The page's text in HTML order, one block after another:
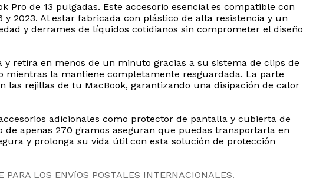
de 13 pulgadas. Este accesorio esencial es compatible con
y 2023. Al estar fabricada con plástico de alta resistencia y un
y derrames de líquidos cotidianos sin comprometer el diseño
y retira en menos de un minuto gracias a su sistema de clips de
la mantiene completamente resguardada. La parte
rejillas de tu MacBook, garantizando una disipación de calor
adicionales como protector de pantalla y cubierta de
apenas 270 gramos aseguran que puedas transportarla en
y prolonga su vida útil con esta solución de protección
PARA LOS ENVíOS POSTALES INTERNACIONALES.